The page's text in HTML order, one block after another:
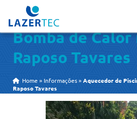
Aquecedor de
Bomba de Calor
Raposo Tavares
Home » Informações »Aquecedor de
Raposo Tavares